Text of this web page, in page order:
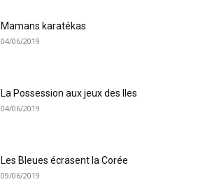
Mamans karatékas
04/06/2019
La Possession aux jeux des Iles
04/06/2019
Les Bleues écrasent la Corée
09/06/2019